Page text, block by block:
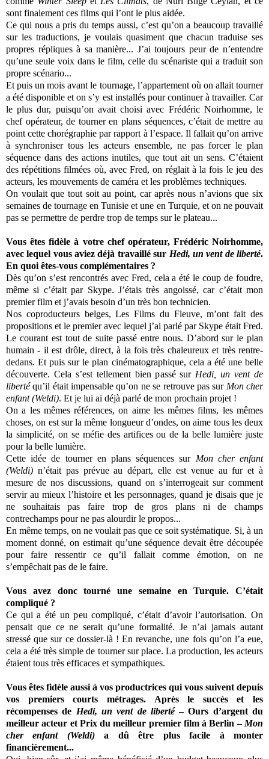
sont finalement ces films qui l’ont le plus aidée.
Ce qui nous a pris du temps aussi, c’est qu’on a beaucoup travaillé
sur les traductions, je voulais quasiment que chacun traduise ses
propres répliques à sa manière... J’ai toujours peur de n’entendre
qu’une seule voix dans le film, celle du scénariste qui a traduit son
propre scénario...
Et puis un mois avant le tournage, l’appartement où on allait tourner
a été disponible et on s’y est installés pour continuer à travailler. Car
le plus dur, puisqu’on avait choisi avec Frédéric Noirhomme, le
chef opérateur, de tourner en plans séquences, c’était de mettre au
point cette chorégraphie par rapport à l’espace. Il fallait qu’on arrive
à synchroniser tous les acteurs ensemble, ne pas forcer le plan
séquence dans des actions inutiles, que tout ait un sens. C’étaient
des répétitions filmées où, avec Fred, on réglait à la fois le jeu des
acteurs, les mouvements de caméra et les problèmes techniques.
On voulait que tout soit au point, car après nous n’avions que six
semaines de tournage en Tunisie et une en Turquie, et on ne pouvait
pas se permettre de perdre trop de temps sur le plateau...
Vous êtes fidèle à votre chef opérateur, Frédéric Noirhomme,
avec lequel vous aviez déjà travaillé sur Hedi, un vent de liberté.
En quoi êtes-vous complémentaires ?
Dès qu’on s’est rencontrés avec Fred, cela a été le coup de foudre,
même si c’était par Skype. J’étais très angoissé, car c’était mon
premier film et j’avais besoin d’un très bon technicien.
Nos coproducteurs belges, Les Films du Fleuve, m’ont fait des
propositions et le premier avec lequel j’ai parlé par Skype était Fred.
Le courant est tout de suite passé entre nous. D’abord sur le plan
humain - il est drôle, direct, à la fois très chaleureux et très rentre-
dedans. Et puis sur le plan cinématographique, cela a été une belle
découverte. Cela s’est tellement bien passé sur Hedi, un vent de
libertéqu’il était impensable qu’on ne se retrouve pas sur Mon cher
enfant (Weldi). Et je lui ai déjà parlé de mon prochain projet !
On a les mêmes références, on aime les mêmes films, les mêmes
choses, on est sur la même longueur d’ondes, on aime tous les deux
la simplicité, on se méfie des artifices ou de la belle lumière juste
pour la belle lumière.
Cette idée de tourner en plans séquences sur Mon cher enfant
(Weldi) n’était pas prévue au départ, elle est venue au fur et à
mesure de nos discussions, quand on s’interrogeait sur comment
servir au mieux l’histoire et les personnages, quand je disais que je
ne souhaitais pas faire trop de gros plans ni de champs
contrechamps pour ne pas alourdir le propos...
En même temps, on ne voulait pas que ce soit systématique. Si, à un
moment donné, on estimait qu’une séquence devait être découpée
pour faire ressentir ce qu’il fallait comme émotion, on ne
s’empêchait pas de le faire.
Vous avez donc tourné une semaine en Turquie. C’était
compliqué ?
Ce qui a été un peu compliqué, c’était d’avoir l’autorisation. On
pensait que ce ne serait qu’une formalité. Je n’ai jamais autant
stressé que sur ce dossier-là ! En revanche, une fois qu’on l’a eue,
cela a été très simple de tourner sur place. La production, les acteurs
étaient tous très efficaces et sympathiques.
Vous êtes fidèle aussi à vos productrices qui vous suivent depuis
vos premiers courts métrages. Après le succès et les
récompenses de Hedi, un vent de liberté– Ours d’argent du
meilleur acteur et Prix du meilleur premier film à Berlin – Mon
cher enfant (Weldi)a dû être plus facile à monter
financièrement...